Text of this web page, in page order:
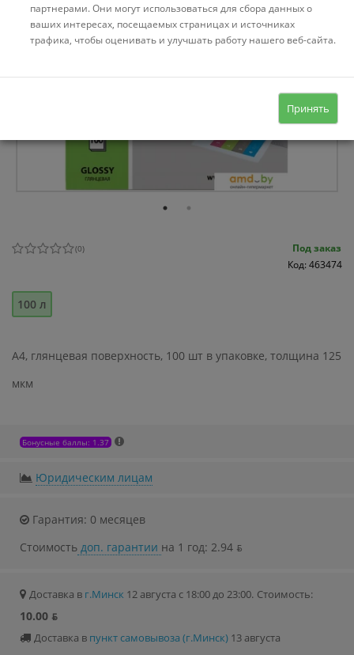
(0)
Под заказ
Код: 463474
100 л
A4, глянцевая поверхность, 100 шт в упаковке, толщина 125
мкм
Бонусные баллы: 1.37
Юридическим лицам
Гарантия: 0 месяцев
Стоимость доп. гарантии на 1 год: 2.94 ƃ
Доставка в г.Минск 12 августа с 18:00 до 23:00. Стоимость:
10.00 ƃ
Доставка в пункт самовывоза (г.Минск) 13 августа
партнерами. Они могут использоваться для сбора данных о
ваших интересах, посещаемых страницах и источниках
трафика, чтобы оценивать и улучшать работу нашего веб-сайта.
Принять